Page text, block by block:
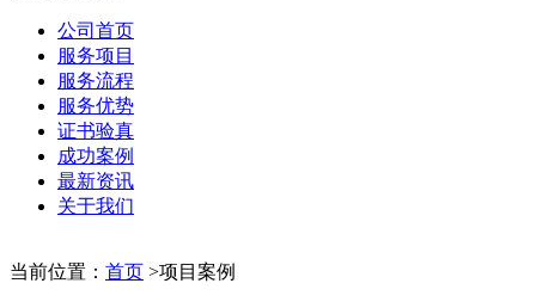
公司首页
服务项目
服务流程
服务优势
证书验真
成功案例
最新资讯
关于我们
当前位置： 首页 >项目案例